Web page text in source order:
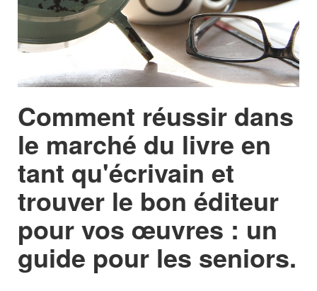
Comment réussir dans
le marché du livre en
tant qu'écrivain et
trouver le bon éditeur
pour vos œuvres : un
guide pour les seniors.